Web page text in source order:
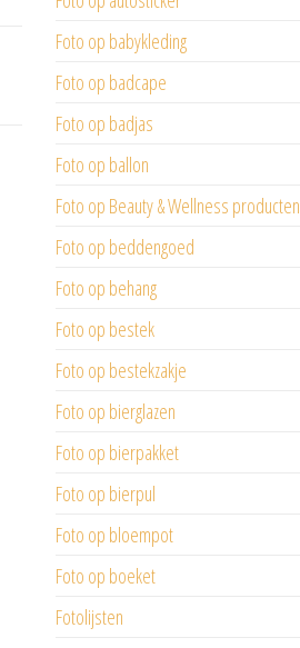
Foto op babykleding
Foto op badcape
Foto op badjas
Foto op ballon
Foto op Beauty & Wellness producten
Foto op beddengoed
Foto op behang
Foto op bestek
Foto op bestekzakje
Foto op bierglazen
Foto op bierpakket
Foto op bierpul
Foto op bloempot
Foto op boeket
Fotolijsten